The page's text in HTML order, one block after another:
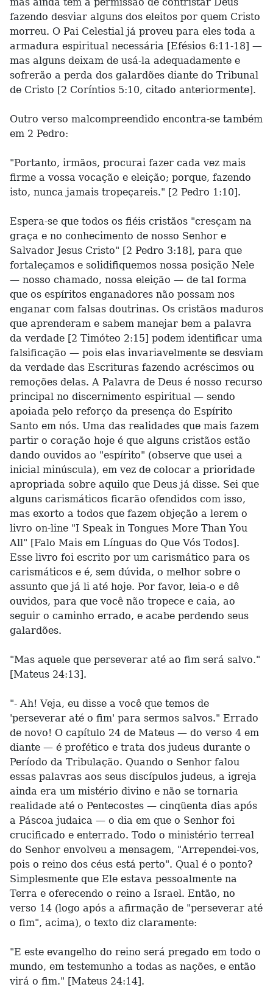
fazendo desviar alguns dos eleitos por quem Cristo
morreu. O Pai Celestial já proveu para eles toda a
armadura espiritual necessária [Efésios 6:11-18] —
mas alguns deixam de usá-la adequadamente e
sofrerão a perda dos galardões diante do Tribunal
de Cristo [2 Coríntios 5:10, citado anteriormente].
Outro verso malcompreendido encontra-se também
em 2 Pedro:
"Portanto, irmãos, procurai fazer cada vez mais
firme a vossa vocação e eleição; porque, fazendo
isto, nunca jamais tropeçareis." [2 Pedro 1:10].
Espera-se que todos os fiéis cristãos "cresçam na
graça e no conhecimento de nosso Senhor e
Salvador Jesus Cristo" [2 Pedro 3:18], para que
fortaleçamos e solidifiquemos nossa posição Nele
— nosso chamado, nossa eleição — de tal forma
que os espíritos enganadores não possam nos
enganar com falsas doutrinas. Os cristãos maduros
que aprenderam e sabem manejar bem a palavra
da verdade [2 Timóteo 2:15] podem identificar uma
falsificação — pois elas invariavelmente se desviam
da verdade das Escrituras fazendo acréscimos ou
remoções delas. A Palavra de Deus é nosso recurso
principal no discernimento espiritual — sendo
apoiada pelo reforço da presença do Espírito
Santo em nós. Uma das realidades que mais fazem
partir o coração hoje é que alguns cristãos estão
dando ouvidos ao "espírito" (observe que usei a
inicial minúscula), em vez de colocar a prioridade
apropriada sobre aquilo que Deus já disse. Sei que
alguns carismáticos ficarão ofendidos com isso,
mas exorto a todos que fazem objeção a lerem o
livro on-line "I Speak in Tongues More Than You
All" [Falo Mais em Línguas do Que Vós Todos].
Esse livro foi escrito por um carismático para os
carismáticos e é, sem dúvida, o melhor sobre o
assunto que já li até hoje. Por favor, leia-o e dê
ouvidos, para que você não tropece e caia, ao
seguir o caminho errado, e acabe perdendo seus
galardões.
"Mas aquele que perseverar até ao fim será salvo."
[Mateus 24:13].
"- Ah! Veja, eu disse a você que temos de
'perseverar até o fim' para sermos salvos." Errado
de novo! O capítulo 24 de Mateus — do verso 4 em
diante — é profético e trata dos judeus durante o
Período da Tribulação. Quando o Senhor falou
essas palavras aos seus discípulos judeus, a igreja
ainda era um mistério divino e não se tornaria
realidade até o Pentecostes — cinqüenta dias após
a Páscoa judaica — o dia em que o Senhor foi
crucificado e enterrado. Todo o ministério terreal
do Senhor envolveu a mensagem, "Arrependei-vos,
pois o reino dos céus está perto". Qual é o ponto?
Simplesmente que Ele estava pessoalmente na
Terra e oferecendo o reino a Israel. Então, no
verso 14 (logo após a afirmação de "perseverar até
o fim", acima), o texto diz claramente:
"E este evangelho do reino será pregado em todo o
mundo, em testemunho a todas as nações, e então
virá o fim." [Mateus 24:14].